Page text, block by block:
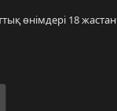
өнімдері 18 жастан